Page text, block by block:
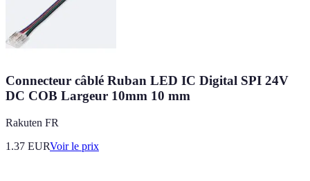
Connecteur câblé Ruban LED IC Digital SPI 24V
DC COB Largeur 10mm 10 mm
Rakuten FR
1.37 EURVoir le prix